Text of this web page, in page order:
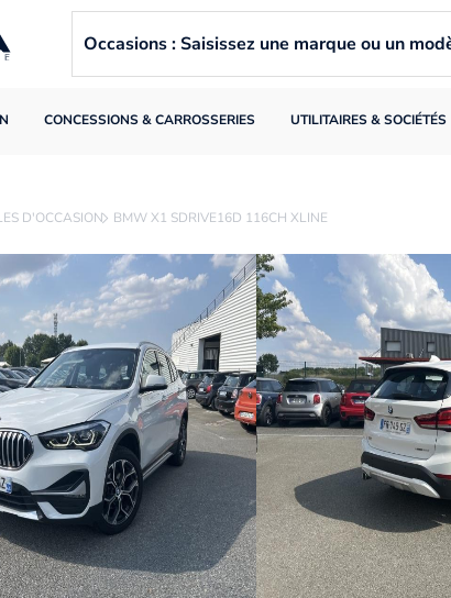
CONCESSIONS & CARROSSERIES UTILITAIRES & SOCIÉTÉS
Occasions : Saisissez une marque ou un
D'OCCASION BMW X1 SDRIVE16D 116CH XLINE